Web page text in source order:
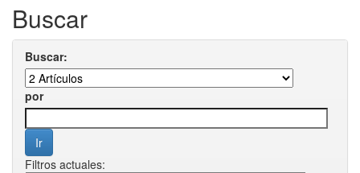
Buscar
Buscar:
por
Filtros actuales: